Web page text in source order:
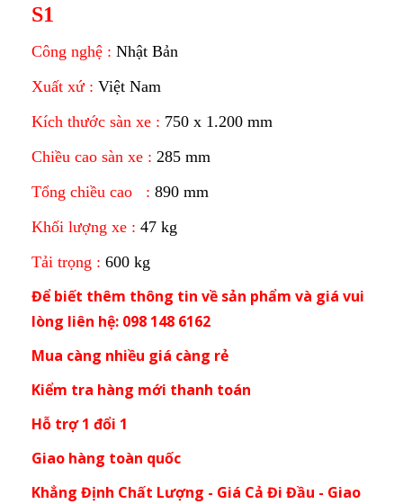
S1
Công nghệ : Nhật Bản
Xuất xứ : Việt Nam
Kích thước sàn xe : 750 x 1.200 mm
Chiều cao sàn xe : 285 mm
Tổng chiều cao : 890 mm
Khối lượng xe : 47 kg
Tải trọng : 600 kg
Để biết thêm thông tin về sản phẩm và giá vui
lòng liên hệ: 098 148 6162
Mua càng nhiều giá càng rẻ
Kiểm tra hàng mới thanh toán
Hỗ trợ 1 đổi 1
Giao hàng toàn quốc
Khẳng Định Chất Lượng - Giá Cả Đi Đầu - Giao